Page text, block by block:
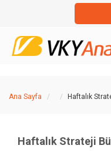
Ana Sayfa Haftalık
Haftalık Strateji